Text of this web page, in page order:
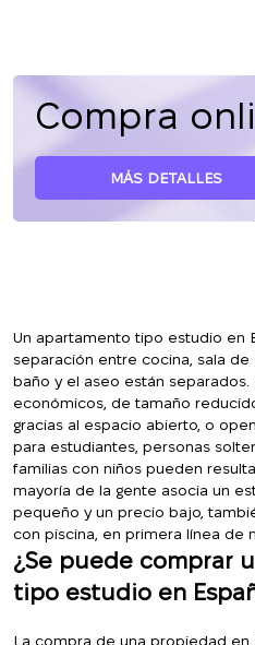
Compra
MÁS DETALLES
Un apartamento tipo estudio en
separación entre cocina, sala
baño y el aseo están
económicos, de tamaño
gracias al espacio abierto, o
para estudiantes, personas
familias con niños pueden
mayoría de la gente asocia un
pequeño y un precio bajo,
con piscina, en primera línea de
¿Se puede comprar
tipo estudio en
La compra de una propiedad